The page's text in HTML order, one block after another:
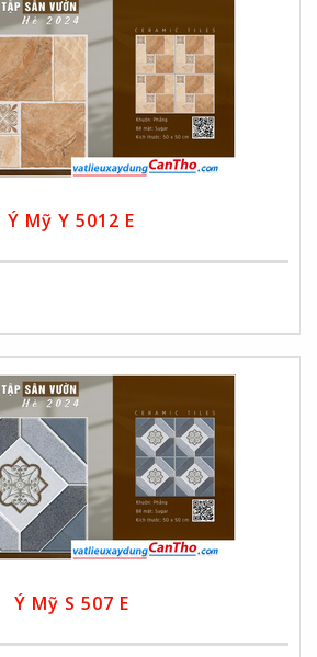
Ý Mỹ Y 5012 E
Ý Mỹ S 507 E